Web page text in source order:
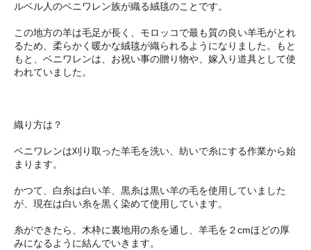
ルベル人のベニワレン族が織る絨毯のことです。
この地方の羊は毛足が長く、モロッコで最も質の良い羊毛がとれ
るため、柔らかく暖かな絨毯が織られるようになりました。もと
もと、ベニワレンは、お祝い事の贈り物や、嫁入り道具として使
われていました。
織り方は？
ベニワレンは刈り取った羊毛を洗い、紡いで糸にする作業から始
まります。
かつて、白糸は白い羊、黒糸は黒い羊の毛を使用していました
が、現在は白い糸を黒く染めて使用しています。
糸ができたら、木枠に裏地用の糸を通し、羊毛を２cmほどの厚
みになるように結んでいきます。